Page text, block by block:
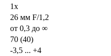
1x
26 мм F/1,2
от 0,3 до ∞
70 (40)
-3,5 ... +4